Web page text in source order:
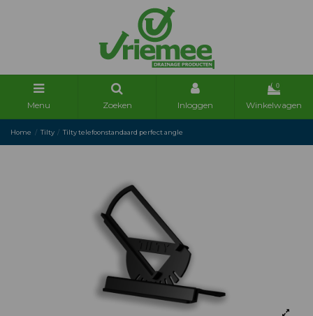
Menu Zoeken Inloggen
0
Winkelwagen
Home Tilty Tilty telefoonstandaard perfect angle